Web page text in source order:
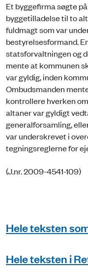
Et byggefirma søgte
byggetilladelse til to
fuldmagt som var
bestyrelsesformand.
statsforvaltningen og
mente at kommunen
var gyldig, inden
Ombudsmanden
kontrollere hverken
altaner var gyldigt
generalforsamling,
var underskrevet i
tegningsreglerne for
(J.nr. 2009-4541-109)
Hele teksten
Hele teksten i